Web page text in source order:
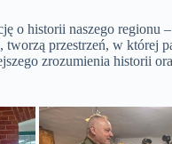
o historii naszego
przestrzeń, w której
zrozumienia historii